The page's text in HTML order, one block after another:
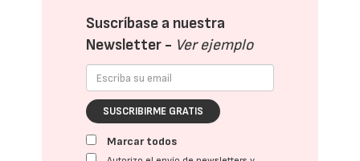
Suscríbase a nuestra
Newsletter - Ver ejemplo
SUSCRIBIRME GRATIS
Marcar todos